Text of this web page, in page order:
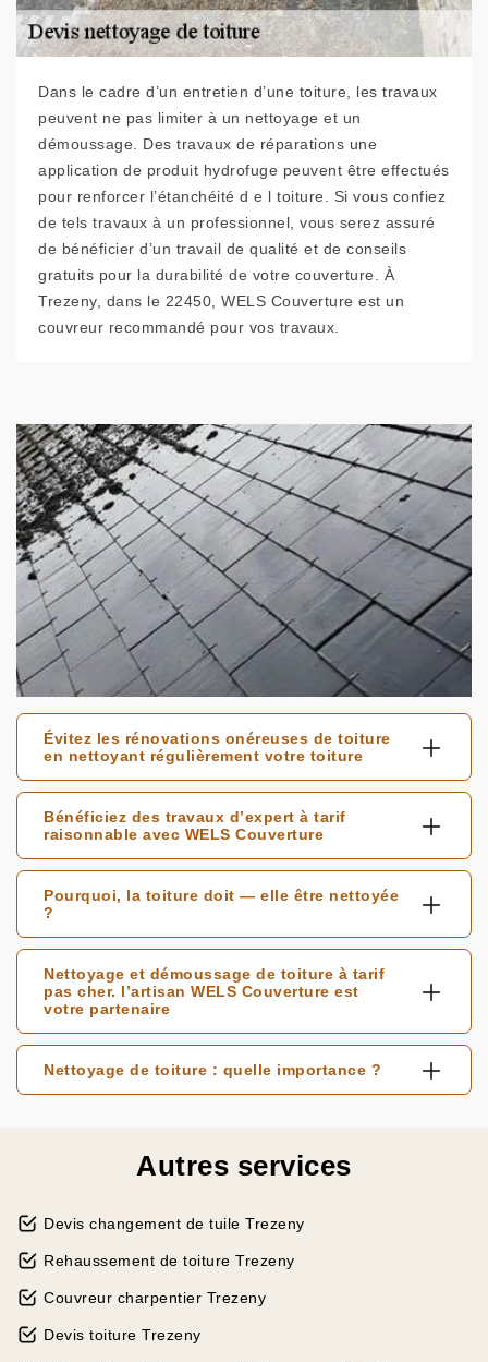
Dans le cadre d’un entretien d’une toiture, les travaux
peuvent ne pas limiter à un nettoyage et un
démoussage. Des travaux de réparations une
application de produit hydrofuge peuvent être effectués
pour renforcer l’étanchéité d e l toiture. Si vous confiez
de tels travaux à un professionnel, vous serez assuré
de bénéficier d’un travail de qualité et de conseils
gratuits pour la durabilité de votre couverture. À
Trezeny, dans le 22450, WELS Couverture est un
couvreur recommandé pour vos travaux.
Évitez les rénovations onéreuses de toiture
en nettoyant régulièrement votre toiture
Bénéficiez des travaux d’expert à tarif
raisonnable avec WELS Couverture
Pourquoi, la toiture doit — elle être nettoyée
?
Nettoyage et démoussage de toiture à tarif
pas cher. l’artisan WELS Couverture est
votre partenaire
Nettoyage de toiture : quelle importance ?
Autres services
Devis changement de tuile Trezeny
Rehaussement de toiture Trezeny
Couvreur charpentier Trezeny
Devis toiture Trezeny